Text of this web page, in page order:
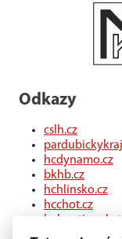
Odkazy
cslh.cz
hcdynamo.cz
bkhb.cz
hchlinsko.cz
hcchot.cz
kohouti-
hcledec.cz